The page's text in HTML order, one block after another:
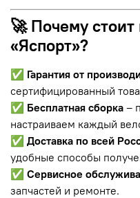
🚀 Почему стоит
«Яспорт»?
✅ Гарантия от
сертифицированный
✅ Бесплатная сборка –
настраиваем каждый
✅ Доставка по всей
удобные способы
✅ Сервисное
запчастей и ремонте.